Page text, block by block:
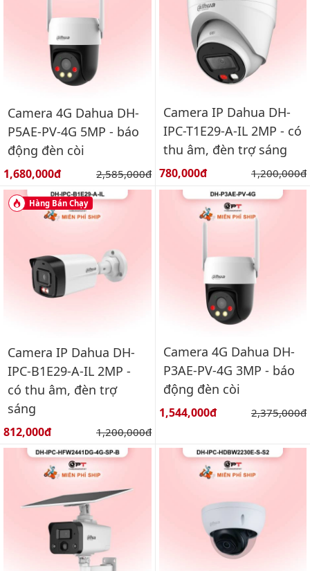
Camera 4G Dahua DH-
P5AE-PV-4G 5MP - báo
động đèn còi
Giá bán:
1,680,000đ Giá gốc:
2,585,000đ
Camera IP Dahua DH-
IPC-T1E29-A-IL 2MP - có
thu âm, đèn trợ sáng
Giá bán:
780,000đ Giá gốc:
1,200,000đ
Hàng Bán Chạy
Camera IP Dahua DH-
IPC-B1E29-A-IL 2MP -
có thu âm, đèn trợ
sáng
Giá bán:
812,000đ Giá gốc:
1,200,000đ
Camera 4G Dahua DH-
P3AE-PV-4G 3MP - báo
động đèn còi
Giá bán:
1,544,000đ Giá gốc:
2,375,000đ